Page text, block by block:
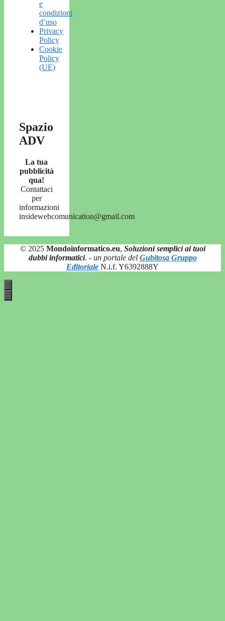
e
condizioni
d’uso
Privacy
Policy
Cookie
Policy
(UE)
Spazio
ADV
La tua
pubblicità
qua!
Contattaci
per
informazioni
insidewebcomunication@gmail.com
© 2025 Mondoinformatico.eu, Soluzioni semplici ai tuoi
dubbi informatici. - un portale del Gubitosa Gruppo
Editoriale N.i.f. Y6392888Y